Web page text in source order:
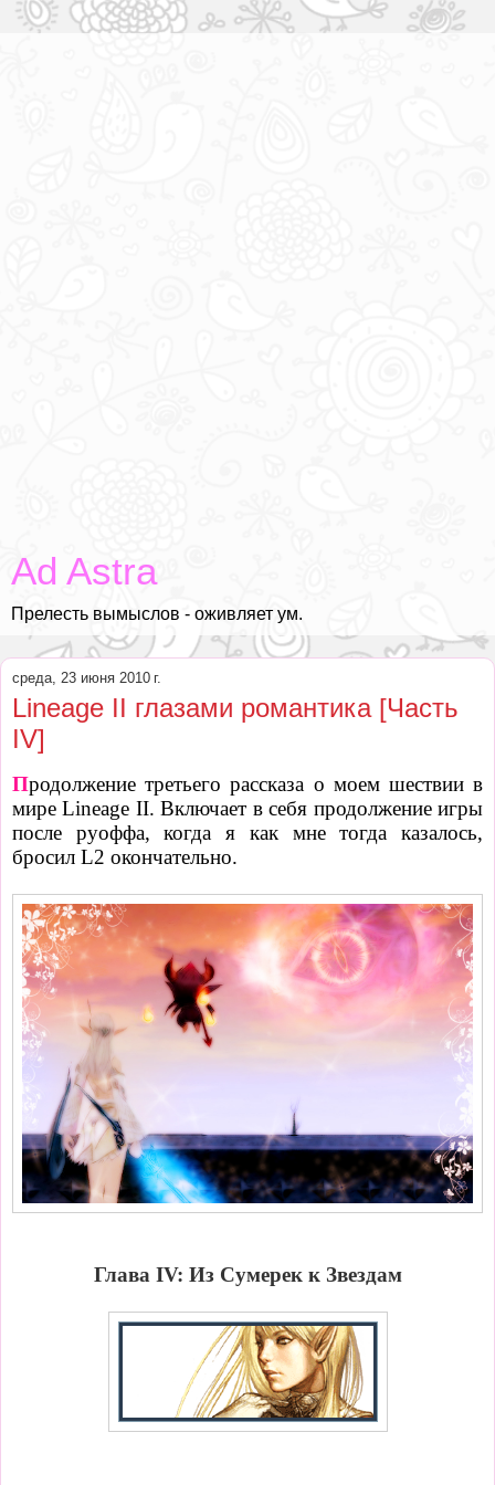
Ad Astra
Прелесть вымыслов - оживляет ум.
среда, 23 июня 2010 г.
Lineage II глазами романтика [Часть
IV]
Продолжение третьего рассказа о моем шествии в
мире Lineage II. Включает в себя продолжение игры
после руоффа, когда я как мне тогда казалось,
бросил L2 окончательно.
Глава IV: Из Сумерек к Звездам